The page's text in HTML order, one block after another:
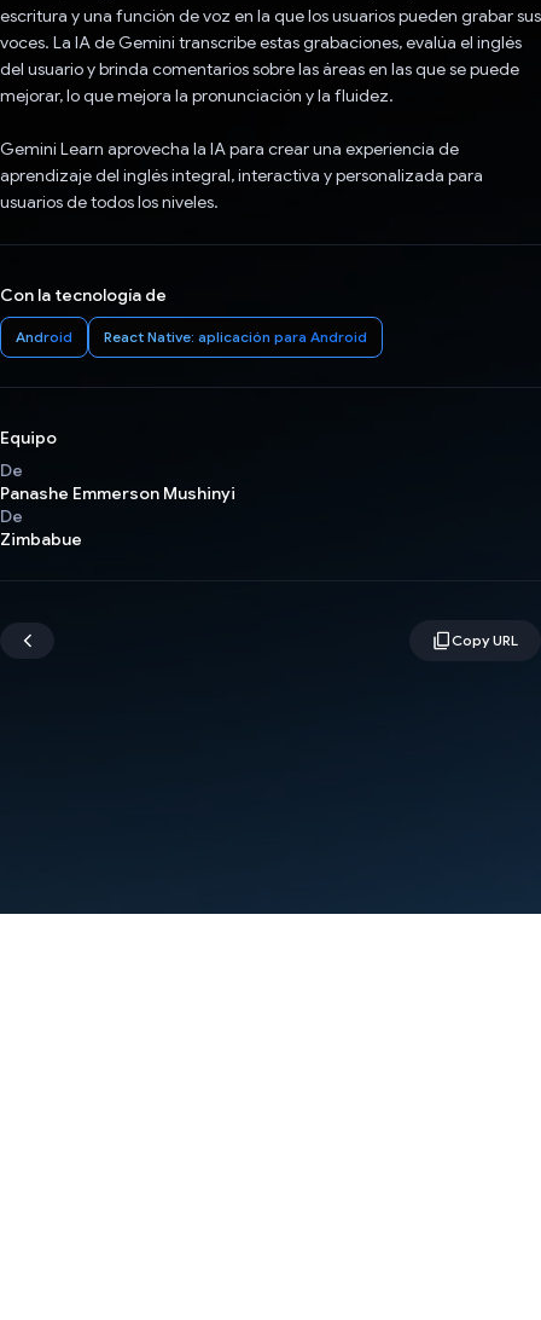
escritura y una función de voz en la que los usuarios pueden grabar sus
voces. La IA de Gemini transcribe estas grabaciones, evalúa el inglés
del usuario y brinda comentarios sobre las áreas en las que se puede
mejorar, lo que mejora la pronunciación y la fluidez.
Gemini Learn aprovecha la IA para crear una experiencia de
aprendizaje del inglés integral, interactiva y personalizada para
usuarios de todos los niveles.
Con la tecnología de
Android React Native: aplicación para Android
Equipo
De
Panashe Emmerson Mushinyi
De
Zimbabue